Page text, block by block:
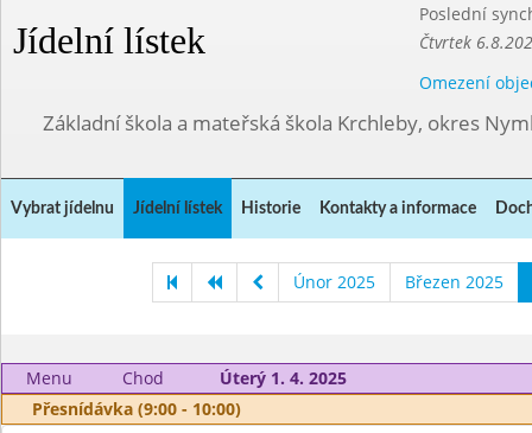
Jídelní lístek
Poslední
Čtvrtek
Omezení
Základní škola a mateřská škola Krchleby, okres
Vybrat jídelnu Jídelní lístek Historie Kontakty a informace
Únor 2025 Březen 2025
Menu Chod
Úterý 1. 4. 2025
Přesnídávka (9:00 - 10:00)